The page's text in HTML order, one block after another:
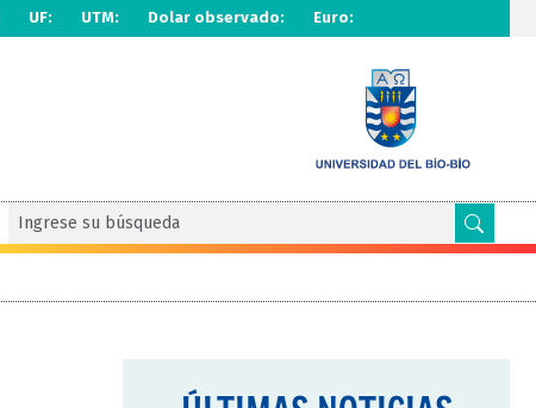
UF: UTM: Dolar observado: Euro: